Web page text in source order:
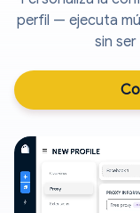
perfil — ejecuta
sin